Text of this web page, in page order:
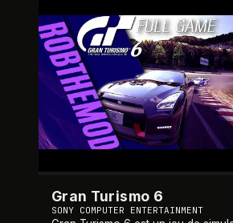
Gran Turismo 6
SONY COMPUTER ENTERTAINMENT